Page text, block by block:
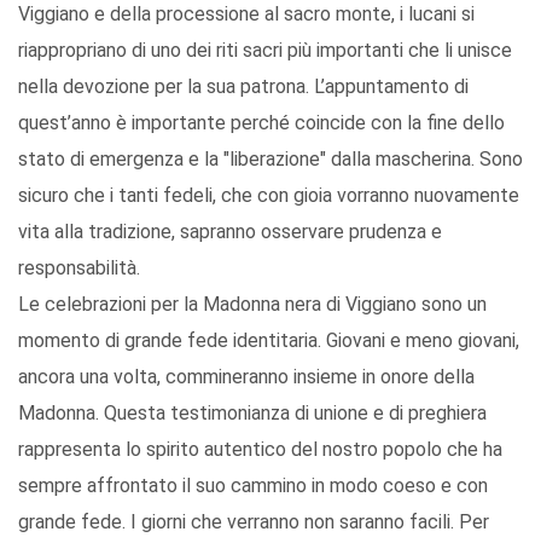
Viggiano e della processione al sacro monte, i lucani si
riappropriano di uno dei riti sacri più importanti che li unisce
nella devozione per la sua patrona. L’appuntamento di
quest’anno è importante perché coincide con la fine dello
stato di emergenza e la "liberazione" dalla mascherina. Sono
sicuro che i tanti fedeli, che con gioia vorranno nuovamente
vita alla tradizione, sapranno osservare prudenza e
responsabilità.
Le celebrazioni per la Madonna nera di Viggiano sono un
momento di grande fede identitaria. Giovani e meno giovani,
ancora una volta, commineranno insieme in onore della
Madonna. Questa testimonianza di unione e di preghiera
rappresenta lo spirito autentico del nostro popolo che ha
sempre affrontato il suo cammino in modo coeso e con
grande fede. I giorni che verranno non saranno facili. Per